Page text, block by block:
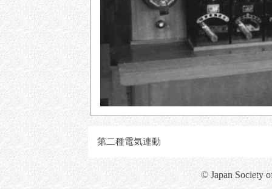
第二種電気連動
© Japan Society